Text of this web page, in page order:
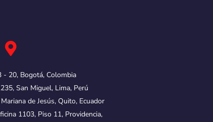
20, Bogotá, Colombia
San Miguel, Lima, Perú
de Jesús, Quito, Ecuador
1103, Piso 11, Providencia,